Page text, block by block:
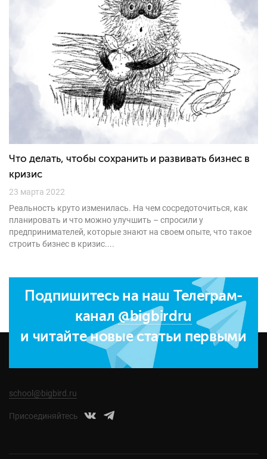
Что делать, чтобы сохранить и развивать бизнес в
кризис
23 марта 2022
Реальность круто изменилась. На чем сосредоточиться, как
планировать и что можно улучшить – спросили у
предпринимателей, которые знают на своем опыте, что такое
строить бизнес в кризис....
Подпишитесь на наш Телеграм-
канал @bigbirdru
и читайте новые статьи первыми
school@bigbird.ru
Присоединяйтесь